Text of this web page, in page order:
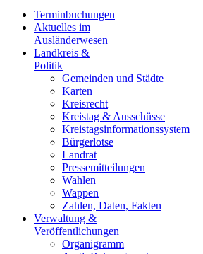
Terminbuchungen
Aktuelles im
Ausländerwesen
Landkreis &
Politik
Gemeinden und Städte
Karten
Kreisrecht
Kreistag & Ausschüsse
Kreistagsinformationssystem
Bürgerlotse
Landrat
Pressemitteilungen
Wahlen
Wappen
Zahlen, Daten, Fakten
Verwaltung &
Veröffentlichungen
Organigramm